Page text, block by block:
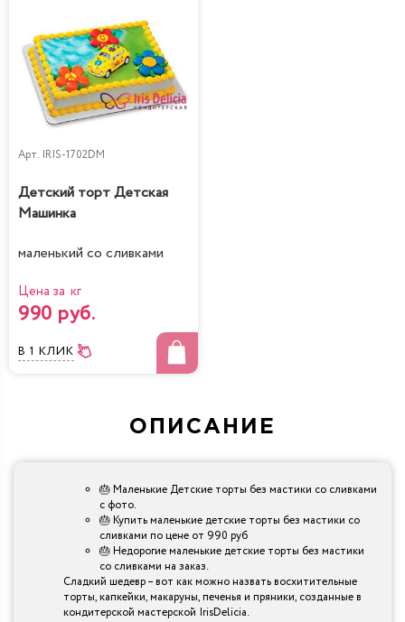
Арт. IRIS-1702DM
Детский торт Детская
Машинка
маленький со сливками
Цена за кг
990 руб.
В 1 КЛИК
ОПИСАНИЕ
🎂 Маленькие Детские торты без мастики со сливками
с фото.
🎂 Купить маленькие детские торты без мастики со
сливками по цене от 990 руб
🎂 Недорогие маленькие детские торты без мастики
со сливками на заказ.
Сладкий шедевр – вот как можно назвать восхитительные
торты, капкейки, макаруны, печенья и пряники, созданные в
кондитерской мастерской IrisDelicia.